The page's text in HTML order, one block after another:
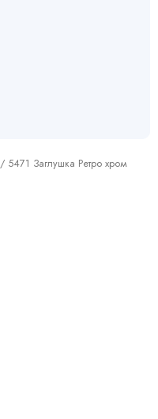
/ 5471 Заглушка Ретро хром